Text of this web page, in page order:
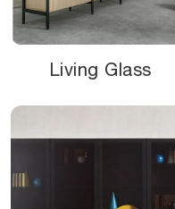
Living Glass